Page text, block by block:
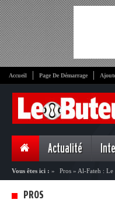
Accueil Page De Démarrage
Actualité
Vous êtes ici : » Pros » Al-Fateh : Le
PROS